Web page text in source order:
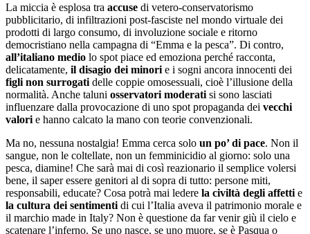
La miccia è esplosa tra accuse di vetero-conservatorismo
pubblicitario, di infiltrazioni post-fasciste nel mondo virtuale dei
prodotti di largo consumo, di involuzione sociale e ritorno
democristiano nella campagna di “Emma e la pesca”. Di contro,
all’italiano medio lo spot piace ed emoziona perché racconta,
delicatamente, il disagio dei minori e i sogni ancora innocenti dei
figli non surrogati delle coppie omosessuali, cioè l’illusione della
normalità. Anche taluni osservatori moderati si sono lasciati
influenzare dalla provocazione di uno spot propaganda dei vecchi
valori e hanno calcato la mano con teorie convenzionali.
Ma no, nessuna nostalgia! Emma cerca solo un po’ di pace. Non il
sangue, non le coltellate, non un femminicidio al giorno: solo una
pesca, diamine! Che sarà mai di così reazionario il semplice volersi
bene, il saper essere genitori al di sopra di tutto: persone miti,
responsabili, educate? Cosa potrà mai ledere la civiltà degli affetti e
la cultura dei sentimenti di cui l’Italia aveva il patrimonio morale e
il marchio made in Italy? Non è questione da far venir giù il cielo e
scatenare l’inferno. Se uno nasce, se uno muore, se è Pasqua o